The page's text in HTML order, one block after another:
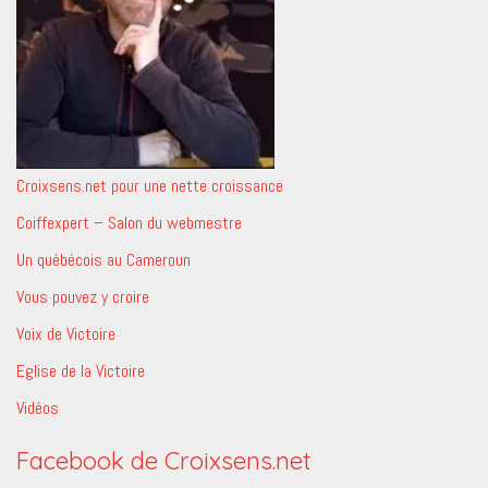
Croixsens.net pour une nette croissance
Coiffexpert – Salon du webmestre
Un québécois au Cameroun
Vous pouvez y croire
Voix de Victoire
Eglise de la Victoire
Vidéos
Facebook de Croixsens.net